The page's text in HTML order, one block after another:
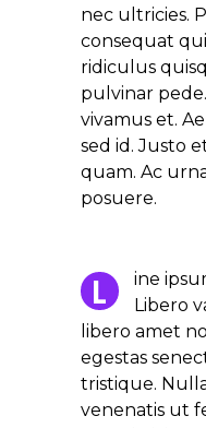
nec ultricies.
consequat
ridiculus
pulvinar
vivamus et.
sed id. Justo
quam. Ac
posuere.
L
ine
Libero
libero amet
egestas
tristique.
venenatis ut